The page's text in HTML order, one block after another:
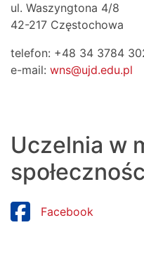
ul. Waszyngtona 4/8
42-217 Częstochowa
telefon: +48 34 3784
e-mail: wns@ujd.edu.pl
Uczelnia w
Facebook